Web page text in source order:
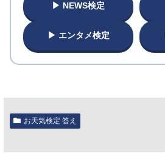
▶ NEWS検定
▶ エンタメ検定
お天気検定 答え